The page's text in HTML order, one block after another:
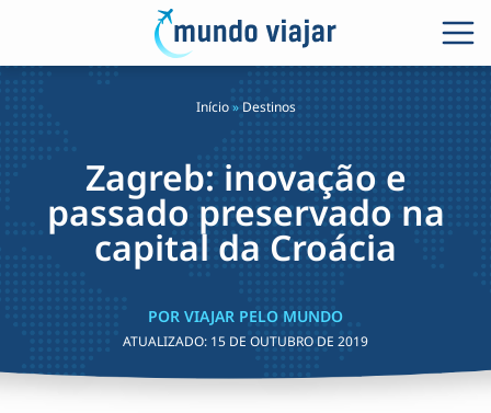
Início» Destinos
Zagreb: inovação e
passado preservado na
capital da Croácia
POR VIAJAR PELO MUNDO
ATUALIZADO: 15 DE OUTUBRO DE 2019